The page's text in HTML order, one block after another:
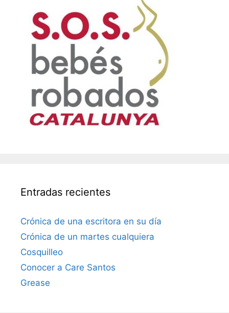
Entradas recientes
Crónica de una escritora en su día
Crónica de un martes cualquiera
Cosquilleo
Conocer a Care Santos
Grease